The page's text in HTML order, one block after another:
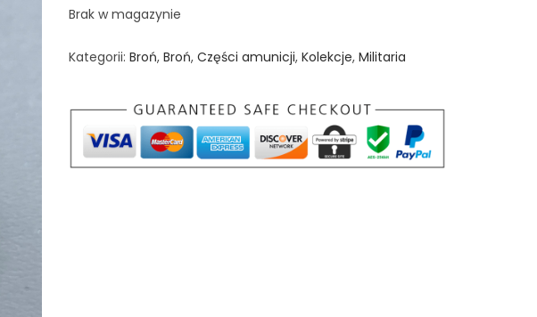
Brak w magazynie
Kategorii: Broń, Broń, Części amunicji, Kolekcje, Militaria